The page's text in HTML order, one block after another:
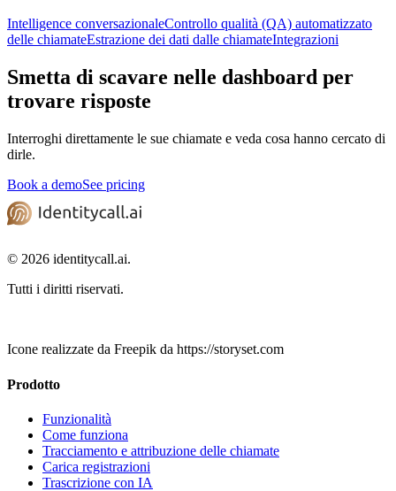
Intelligence conversazionaleControllo qualità (QA) automatizzato
delle chiamateEstrazione dei dati dalle chiamateIntegrazioni
Smetta di scavare nelle dashboard per
trovare risposte
Interroghi direttamente le sue chiamate e veda cosa hanno cercato di
dirle.
Book a demoSee pricing
© 2026 identitycall.ai.
Tutti i diritti riservati.
Icone realizzate da Freepik da https://storyset.com
Prodotto
Funzionalità
Come funziona
Tracciamento e attribuzione delle chiamate
Carica registrazioni
Trascrizione con IA